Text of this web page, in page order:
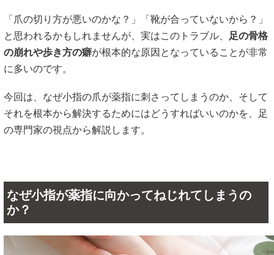
「爪の切り方が悪いのかな？」「靴が合っていないから？」
と思われるかもしれませんが、実はこのトラブル、
足の骨格
の崩れや歩き方の癖が根本的な原因となっていることが非常
に多いのです。
今回は、なぜ小指の爪が薬指に刺さってしまうのか、そして
それを根本から解決するためにはどうすればいいのかを、足
の専門家の視点から解説します。
なぜ小指が薬指に向かってねじれてしまうの
か？